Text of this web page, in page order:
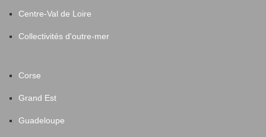
Centre-Val de Loire
Collectivités d'outre-mer
Corse
Grand Est
Guadeloupe